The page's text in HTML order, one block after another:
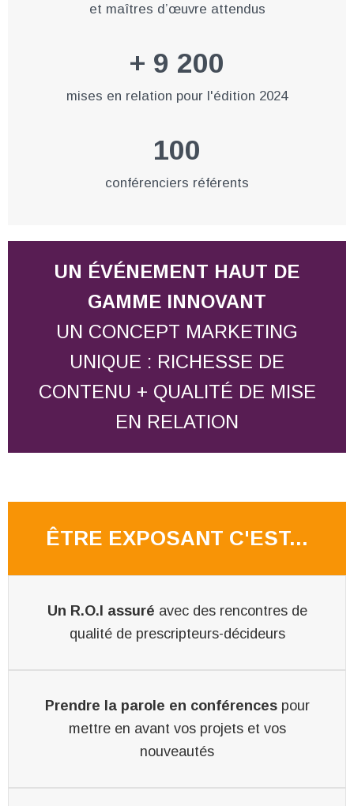
et maîtres d’œuvre attendus
+ 9 200
mises en relation pour l'édition 2024
100
conférenciers référents
UN ÉVÉNEMENT HAUT DE
GAMME INNOVANT
UN CONCEPT MARKETING
UNIQUE : RICHESSE DE
CONTENU + QUALITÉ DE MISE
EN RELATION
ÊTRE EXPOSANT C'EST...
Un R.O.I assuré avec des rencontres de
qualité de prescripteurs-décideurs
Prendre la parole en conférencespour
mettre en avant vos projets et vos
nouveautés